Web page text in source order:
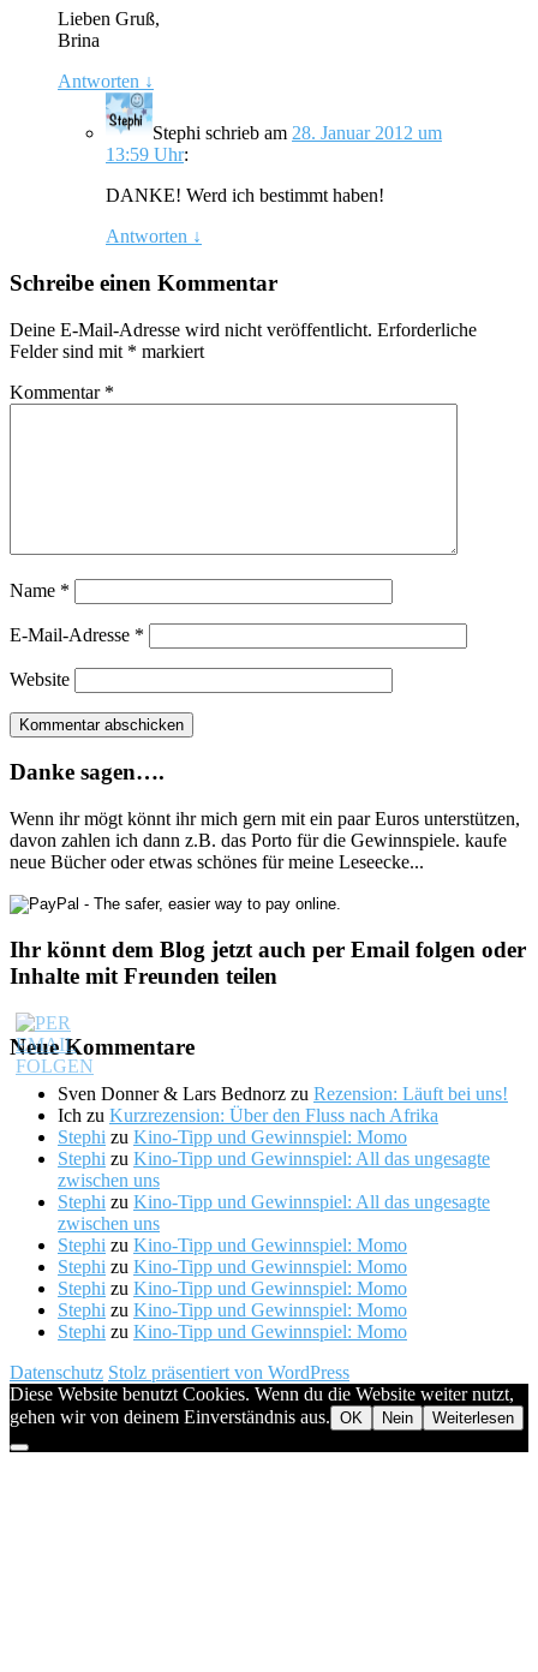
Lieben Gruß,
Brina
Antworten ↓
Stephi schrieb am 28. Januar 2012 um
13:59 Uhr:
DANKE! Werd ich bestimmt haben!
Antworten ↓
Schreibe einen Kommentar
Deine E-Mail-Adresse wird nicht veröffentlicht. Erforderliche
Felder sind mit * markiert
Kommentar *
Name *
E-Mail-Adresse *
Website
Danke sagen….
Wenn ihr mögt könnt ihr mich gern mit ein paar Euros unterstützen,
davon zahlen ich dann z.B. das Porto für die Gewinnspiele. kaufe
neue Bücher oder etwas schönes für meine Leseecke...
Ihr könnt dem Blog jetzt auch per Email folgen oder
Inhalte mit Freunden teilen
Neue Kommentare
Sven Donner & Lars Bednorz zu Rezension: Läuft bei uns!
Ich zu Kurzrezension: Über den Fluss nach Afrika
Stephi zu Kino-Tipp und Gewinnspiel: Momo
Stephi zu Kino-Tipp und Gewinnspiel: All das ungesagte
zwischen uns
Stephi zu Kino-Tipp und Gewinnspiel: All das ungesagte
zwischen uns
Stephi zu Kino-Tipp und Gewinnspiel: Momo
Stephi zu Kino-Tipp und Gewinnspiel: Momo
Stephi zu Kino-Tipp und Gewinnspiel: Momo
Stephi zu Kino-Tipp und Gewinnspiel: Momo
Stephi zu Kino-Tipp und Gewinnspiel: Momo
Datenschutz Stolz präsentiert von WordPress
Diese Website benutzt Cookies. Wenn du die Website weiter nutzt,
gehen wir von deinem Einverständnis aus. OK Nein Weiterlesen